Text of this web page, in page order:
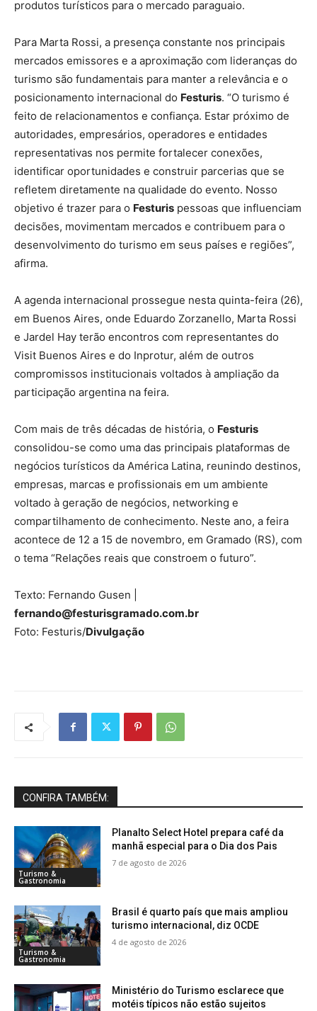
produtos turísticos para o mercado paraguaio.
Para Marta Rossi, a presença constante nos principais
mercados emissores e a aproximação com lideranças do
turismo são fundamentais para manter a relevância e o
posicionamento internacional do Festuris. “O turismo é
feito de relacionamentos e confiança. Estar próximo de
autoridades, empresários, operadores e entidades
representativas nos permite fortalecer conexões,
identificar oportunidades e construir parcerias que se
refletem diretamente na qualidade do evento. Nosso
objetivo é trazer para o Festuris pessoas que influenciam
decisões, movimentam mercados e contribuem para o
desenvolvimento do turismo em seus países e regiões”,
afirma.
A agenda internacional prossegue nesta quinta-feira (26),
em Buenos Aires, onde Eduardo Zorzanello, Marta Rossi
e Jardel Hay terão encontros com representantes do
Visit Buenos Aires e do Inprotur, além de outros
compromissos institucionais voltados à ampliação da
participação argentina na feira.
Com mais de três décadas de história, o Festuris
consolidou-se como uma das principais plataformas de
negócios turísticos da América Latina, reunindo destinos,
empresas, marcas e profissionais em um ambiente
voltado à geração de negócios, networking e
compartilhamento de conhecimento. Neste ano, a feira
acontece de 12 a 15 de novembro, em Gramado (RS), com
o tema “Relações reais que constroem o futuro”.
Texto: Fernando Gusen |
fernando@festurisgramado.com.br
Foto: Festuris/Divulgação
CONFIRA TAMBÉM:
Turismo &
Gastronomia
Planalto Select Hotel prepara café da
manhã especial para o Dia dos Pais
7 de agosto de 2026
Turismo &
Gastronomia
Brasil é quarto país que mais ampliou
turismo internacional, diz OCDE
4 de agosto de 2026
Ministério do Turismo esclarece que
motéis típicos não estão sujeitos